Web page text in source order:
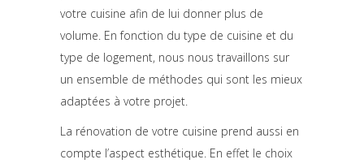
votre cuisine afin de lui donner plus de
volume. En fonction du type de cuisine et du
type de logement, nous nous travaillons sur
un ensemble de méthodes qui sont les mieux
adaptées à votre projet.
La rénovation de votre cuisine prend aussi en
compte l’aspect esthétique. En effet le choix